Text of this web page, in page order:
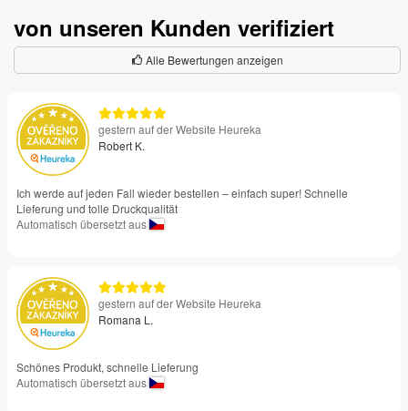
von unseren Kunden verifiziert
Alle Bewertungen anzeigen
gestern auf der Website Heureka
Robert K.
Ich werde auf jeden Fall wieder bestellen – einfach super! Schnelle
Lieferung und tolle Druckqualität
Automatisch übersetzt aus
gestern auf der Website Heureka
Romana L.
Schönes Produkt, schnelle Lieferung
Automatisch übersetzt aus